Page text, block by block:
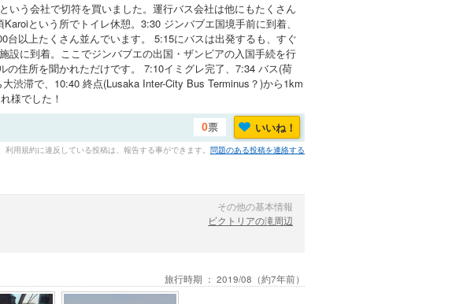
いう会社で切符を買いました。運行バス会社は他にもたくさん
という所でトイレ休憩。3:30 ジンバブエ国境手前に到着、
以上たくさん並んでいます。 5:15にバスは出発するも、すぐ
設に到着。ここでジンバブエの出国・ザンビアの入国手続を行
住所を聞かれただけです。 7:10イミグレ完了、7:34 バス(荷
渋滞で、10:40 終点(Lusaka Inter-City Bus Terminus？)から1km
様でした！
0票 いいね！
利用規約に違反している投稿は、報告する事ができます。 問題のある投稿を連絡する
その他の基本情報
ビクトリアの滝周辺
旅行時期 ： 2019/08 （約7年前）